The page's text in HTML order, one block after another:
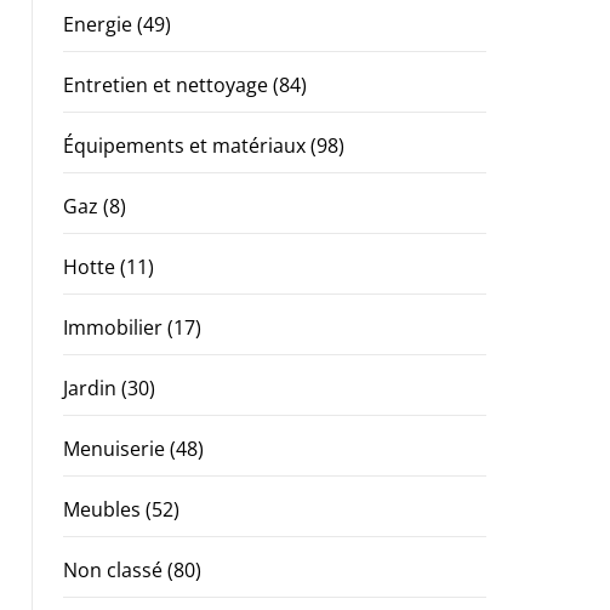
Energie(49)
Entretien et nettoyage(84)
Équipements et matériaux(98)
Gaz (8)
Hotte(11)
Immobilier(17)
Jardin (30)
Menuiserie(48)
Meubles (52)
Non classé(80)